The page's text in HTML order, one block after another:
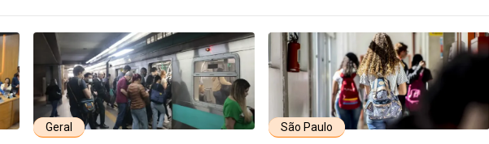
Geral São Paulo